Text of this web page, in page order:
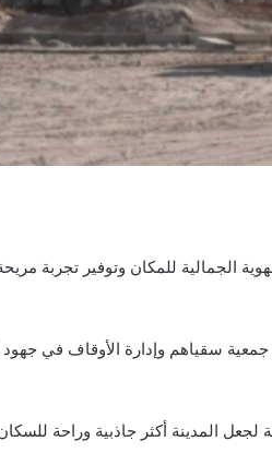
للمكان وتوفير تجربة مريحة
سقياهم وإدارة الأوقاف في
المدينة أكثر جاذبية وراحة